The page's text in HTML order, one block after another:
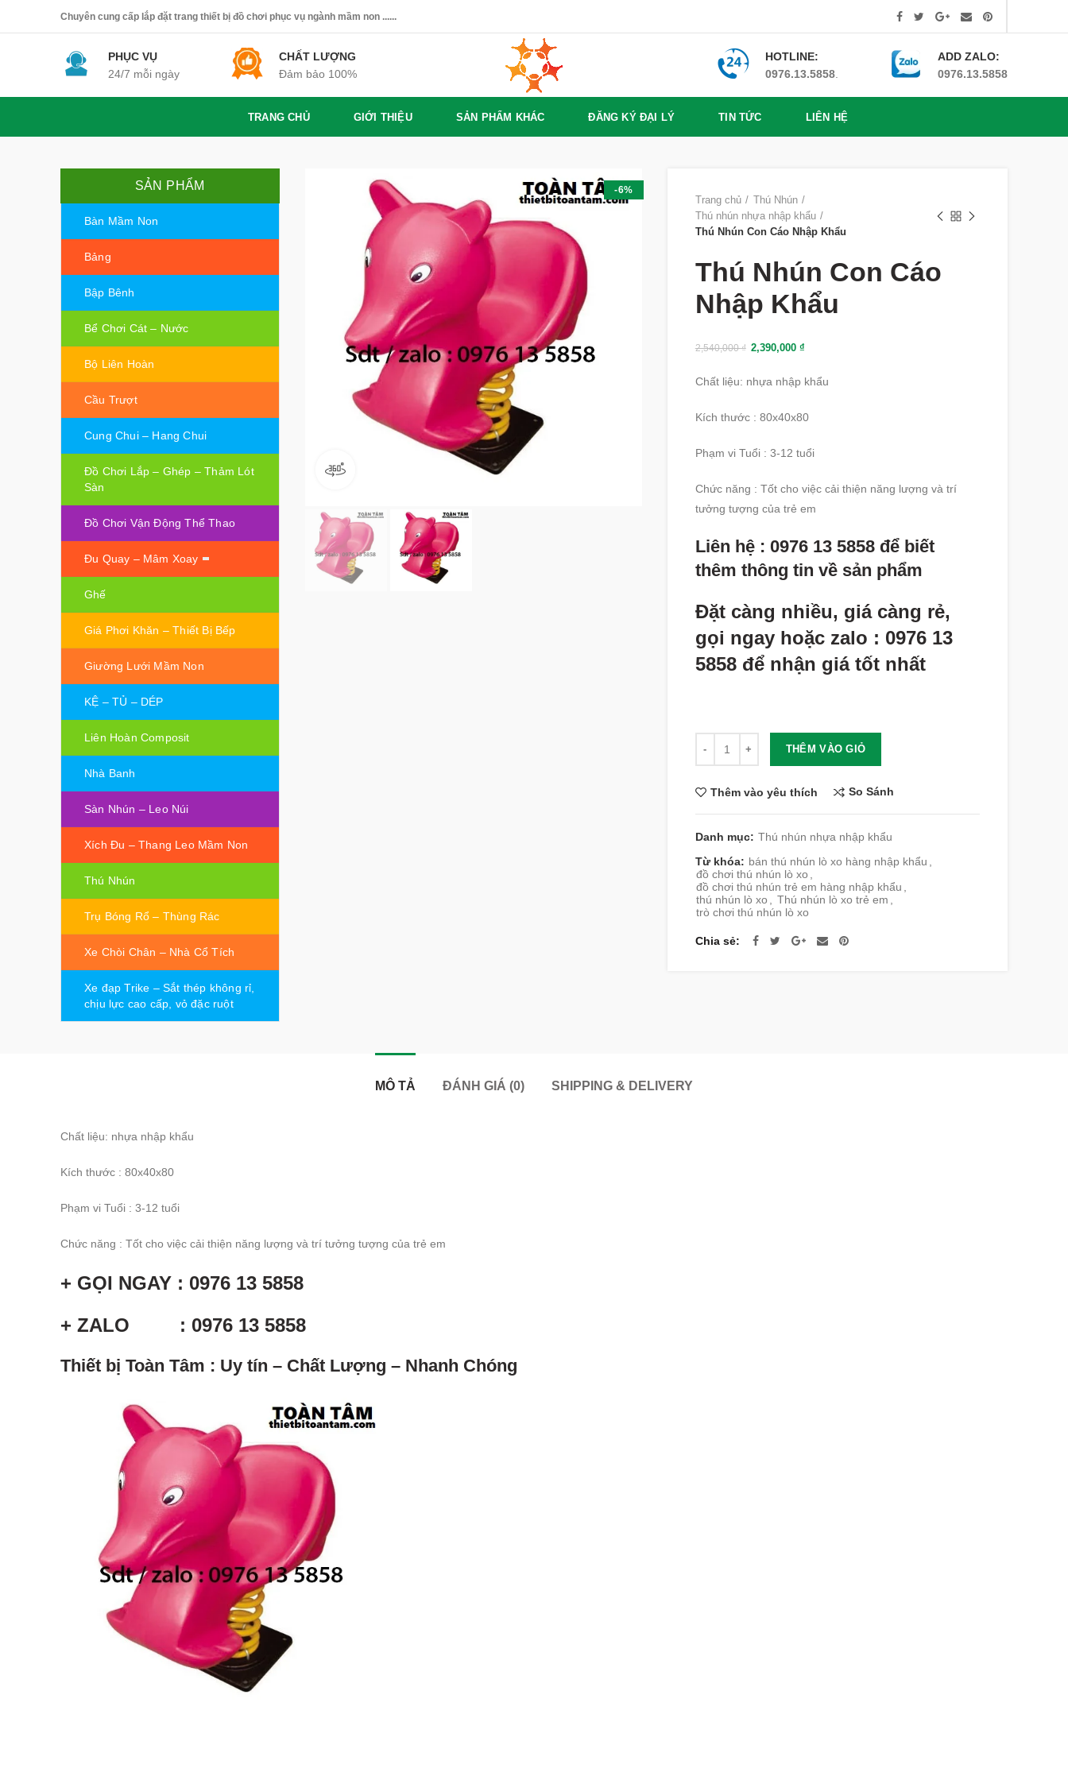
Chuyên cung cấp lắp đặt trang thiết bị đồ chơi phục vụ ngành mầm non ......
PHỤC VỤ
24/7 mỗi ngày
CHẤT LƯỢNG
Đảm bảo 100%
HOTLINE:
0976.13.5858
ADD ZALO:
0976.13.5858
TRANG CHỦ GIỚI THIỆU SẢN PHẨM KHÁC ĐĂNG KÝ ĐẠI LÝ TIN TỨC LIÊN HỆ
-6%
Trang chủ
Thú Nhún
Thú nhún nhựa nhập khẩu
Thú Nhún Con Cáo Nhập Khẩu
Thú Nhún Con Cáo
Nhập Khẩu
2,540,000₫ 2,390,000 ₫
Chất liệu: nhựa nhập khẩu
Kích thước : 80x40x80
Phạm vi Tuổi : 3-12 tuổi
Chức năng : Tốt cho việc cải thiện năng lượng và trí
tưởng tượng của trẻ em
Liên hệ : 0976 13 5858 để biết
thêm thông tin về sản phẩm
Đặt càng nhiều, giá càng rẻ,
gọi ngay hoặc zalo : 0976 13
5858 để nhận giá tốt nhất
THÊM VÀO GIỎ
Thêm vào yêu thích So Sánh
Danh mục: Thú nhún nhựa nhập khẩu
Từ khóa: bán thú nhún lò xo hàng nhập khẩu ,
đồ chơi thú nhún lò xo ,
đồ chơi thú nhún trẻ em hàng nhập khẩu ,
thú nhún lò xo , Thú nhún lò xo trẻ em ,
trò chơi thú nhún lò xo
Chia sẻ
SẢN PHẨM
Bàn Mầm Non
Bảng
Bập Bênh
Bể Chơi Cát – Nước
Bộ Liên Hoàn
Cầu Trượt
Cung Chui – Hang Chui
Đồ Chơi Lắp – Ghép – Thảm Lót
Sàn
Đồ Chơi Vận Động Thể Thao
Đu Quay – Mâm Xoay
Ghế
Giá Phơi Khăn – Thiết Bị Bếp
Giường Lưới Mầm Non
KỆ – TỦ – DÉP
Liên Hoàn Composit
Nhà Banh
Sàn Nhún – Leo Núi
Xích Đu – Thang Leo Mầm Non
Thú Nhún
Trụ Bóng Rổ – Thùng Rác
Xe Chòi Chân – Nhà Cổ Tích
Xe đạp Trike – Sắt thép không rỉ,
chịu lực cao cấp, vỏ đặc ruột
MÔ TẢ ĐÁNH GIÁ (0) SHIPPING & DELIVERY
Chất liệu: nhựa nhập khẩu
Kích thước : 80x40x80
Phạm vi Tuổi : 3-12 tuổi
Chức năng : Tốt cho việc cải thiện năng lượng và trí tưởng tượng của trẻ em
+ GỌI NGAY : 0976 13 5858
+ ZALO : 0976 13 5858
Thiết bị Toàn Tâm : Uy tín – Chất Lượng – Nhanh Chóng